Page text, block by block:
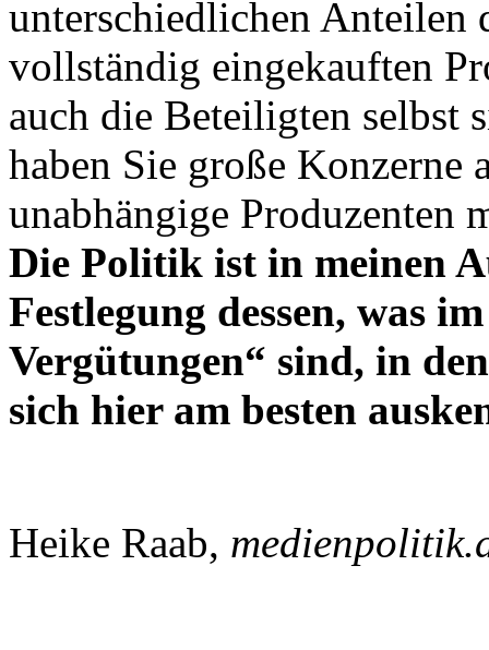
unterschiedlichen Anteilen
vollständig eingekauften
auch die Beteiligten selbst
haben Sie große
unabhängige Produzenten
Die Politik ist in meinen
Festlegung dessen, was
Vergütungen“ sind, in
sich hier am besten
Heike Raab,